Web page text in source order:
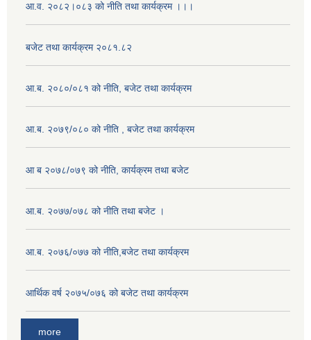
आ.व. २०८२।०८३ को नीति तथा कार्यक्रम ।।।
बजेट तथा कार्यक्रम २०८१.८२
आ.ब. २०८०/०८१ को नीति, बजेट तथा कार्यक्रम
आ.ब. २०७९/०८० को नीति , बजेट तथा कार्यक्रम
आ ब २०७८/०७९ को नीति, कार्यक्रम तथा बजेट
आ.ब. २०७७/०७८ को नीति तथा बजेट ।
आ.ब. २०७६/०७७ को नीति,बजेट तथा कार्यक्रम
आर्थिक वर्ष २०७५/०७६ को बजेट तथा कार्यक्रम
more